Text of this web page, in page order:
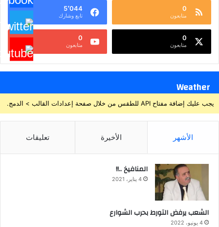
0
متابعون
5٬044
تابع وشارك
0
متابعون
0
متابعون
Weather
يجب عليك إضافة مفتاح API للطقس من خلال صفحة إعدادات القالب > الدمج.
الأشهر الأخيرة تعليقات
المنافيخ ..!!
4 يناير، 2021
الشعب يرفض التورط بحرب الشوارع
4 يونيو، 2022